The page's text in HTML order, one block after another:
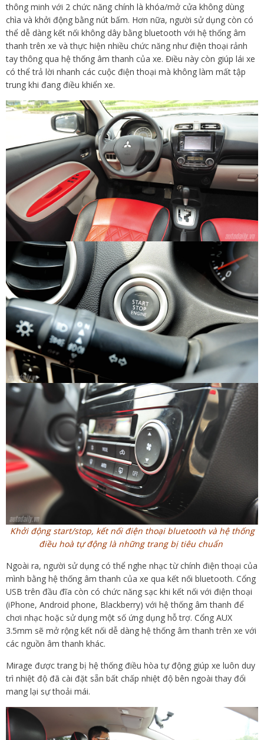
thông minh với 2 chức năng chính là khóa/mở cửa không dùng
chìa và khởi động bằng nút bấm. Hơn nữa, người sử dụng còn có
thể dễ dàng kết nối không dây bằng bluetooth với hệ thống âm
thanh trên xe và thực hiện nhiều chức năng như điện thoại rảnh
tay thông qua hệ thống âm thanh của xe. Điều này còn giúp lái xe
có thể trả lời nhanh các cuộc điện thoại mà không làm mất tập
trung khi đang điều khiển xe.
Khởi động start/stop, kết nối điện thoại bluetooth và hệ thống
điều hoà tự động là những trang bị tiêu chuẩn
Ngoài ra, người sử dụng có thể nghe nhạc từ chính điện thoại của
mình bằng hệ thống âm thanh của xe qua kết nối bluetooth. Cổng
USB trên đầu đĩa còn có chức năng sạc khi kết nối với điện thoại
(iPhone, Android phone, Blackberry) với hệ thống âm thanh để
chơi nhạc hoặc sử dụng một số ứng dụng hỗ trợ. Cổng AUX
3.5mm sẽ mở rộng kết nối dễ dàng hệ thống âm thanh trên xe với
các nguồn âm thanh khác.
Mirage được trang bị hệ thống điều hòa tự động giúp xe luôn duy
trì nhiệt độ đã cài đặt sẵn bất chấp nhiệt độ bên ngoài thay đổi
mang lại sự thoải mái.